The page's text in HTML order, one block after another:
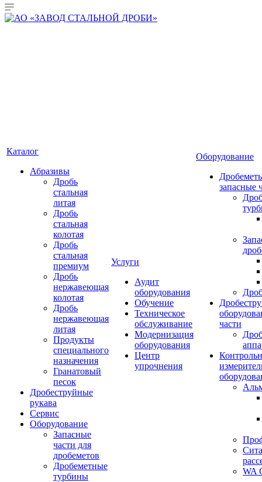
Каталог
Абразивы
Дробь
стальная
литая
Дробь
стальная
колотая
Дробь
стальная
премиум
Дробь
нержавеющая
колотая
Дробь
нержавеющая
литая
Продукты
специального
назначения
Гранатовый
песок
Дробеструйные
рукава
Сервис
Оборудование
Запасные
части для
дробеметов
Дробеметные
турбины
Услуги
Аудит
оборудования
Обучение
Техническое
обслуживание
Модернизация
оборудования
Центр
упрочнения
Оборудование
запасные
части
WA